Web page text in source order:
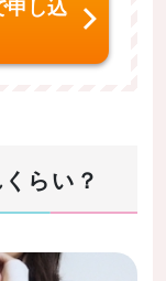
らい？